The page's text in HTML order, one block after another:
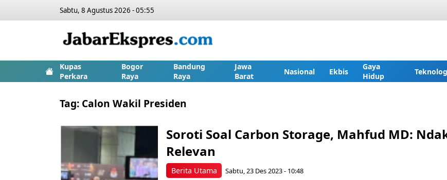
Sabtu, 8 Agustus 2026 - 05:55
Kupas
Perkara
Bogor
Raya
Bandung
Raya
Jawa
Barat
Nasional Ekbis
Gaya
Hidup
Tag: Calon Wakil Presiden
Berita Utama
Soroti Soal Carbon Storage, Mahfud MD:
Relevan
Sabtu, 23 Des 2023 - 10:48